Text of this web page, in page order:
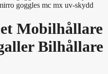
Mobilhållare
Bilhållare